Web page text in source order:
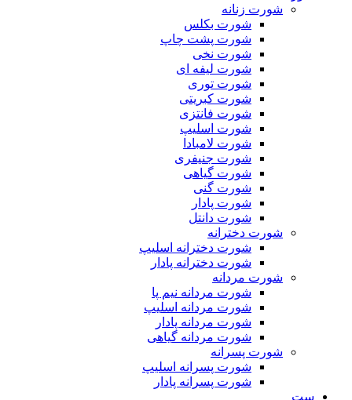
شورت زنانه
شورت بکلس
شورت پشت چاپ
شورت نخی
شورت لیفه ای
شورت توری
شورت کبریتی
شورت فانتزی
شورت اسلیپ
شورت لامبادا
شورت جنیفری
شورت گیاهی
شورت گنی
شورت پادار
شورت دانتل
شورت دخترانه
شورت دخترانه اسلیپ
شورت دخترانه پادار
شورت مردانه
شورت مردانه نیم پا
شورت مردانه اسلیپ
شورت مردانه پادار
شورت مردانه گیاهی
شورت پسرانه
شورت پسرانه اسلیپ
شورت پسرانه پادار
ست